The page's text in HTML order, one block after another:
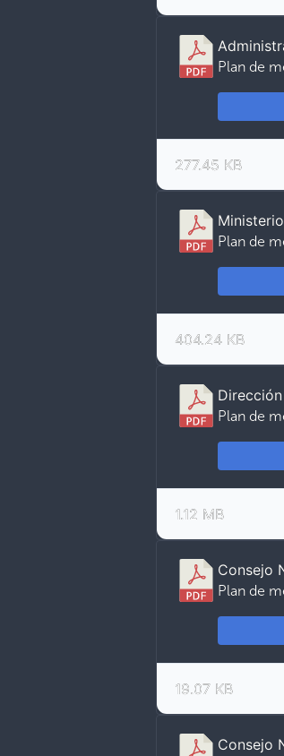
Plan de
277.45 KB
Plan de
404.24 KB
Plan de
1.12 MB
Consejo
Plan de
19.07 KB
Consejo